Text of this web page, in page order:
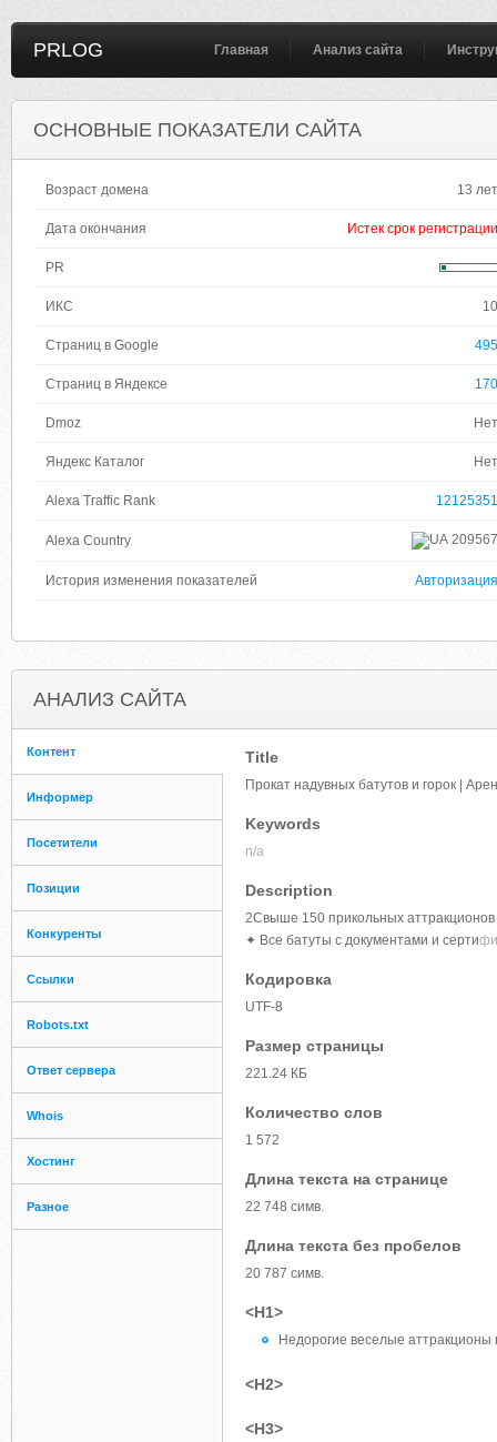
PRLOG Главная Анализ сайта
ОСНОВНЫЕ ПОКАЗАТЕЛИ САЙТА
Возраст домена 13 лет
Дата окончания Истек срок регистрации
PR
ИКС 10
Страниц в Google 495
Страниц в Яндексе 170
Dmoz Нет
Яндекс Каталог Нет
Alexa Traffic Rank 12125351
Alexa Country 209567
История изменения показателей Авторизация
АНАЛИЗ САЙТА
Контент
Информер
Посетители
Позиции
Конкуренты
Ссылки
Robots.txt
Ответ сервера
Whois
Хостинг
Разное
Title
Прокат надувных батутов и горок |
Keywords
n/a
Description
2Свыше 150 прикольных
✦ Все батуты с документами и серти
Кодировка
UTF-8
Размер страницы
221.24 КБ
Количество слов
1 572
Длина текста на странице
22 748 симв.
Длина текста без пробелов
20 787 симв.
<H1>
Недорогие веселые аттракционы
<H2>
<H3>